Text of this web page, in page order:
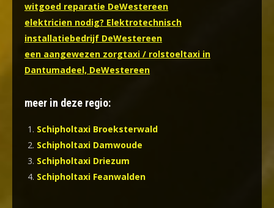
witgoed reparatie DeWestereen
elektricien nodig? Elektrotechnisch
installatiebedrijf DeWestereen
een aangewezen zorgtaxi / rolstoeltaxi in
Dantumadeel, DeWestereen
meer in deze regio:
Schipholtaxi Broeksterwald
Schipholtaxi Damwoude
Schipholtaxi Driezum
Schipholtaxi Feanwalden